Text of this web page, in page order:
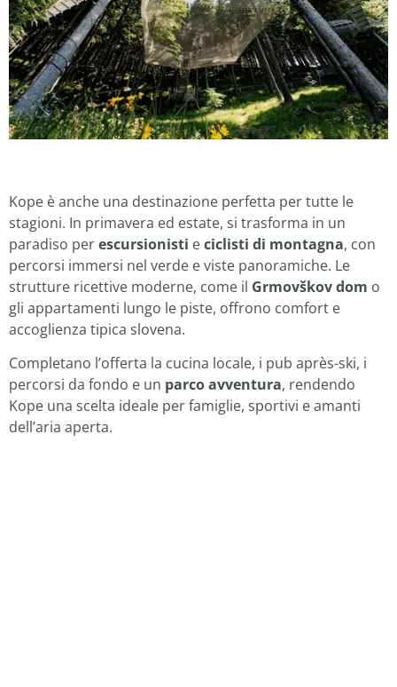
Kope è anche una destinazione perfetta per tutte le
stagioni. In primavera ed estate, si trasforma in un
paradiso perescursionisti eciclisti di montagna, con
percorsi immersi nel verde e viste panoramiche. Le
strutture ricettive moderne, come il Grmovškov dom o
gli appartamenti lungo le piste, offrono comfort e
accoglienza tipica slovena.
Completano l’offerta la cucina locale, i pub après-ski, i
percorsi da fondo e un parco avventura, rendendo
Kope una scelta ideale per famiglie, sportivi e amanti
dell’aria aperta.